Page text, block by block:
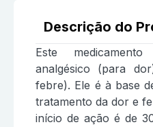
Descrição do
Este
analgésico (para
febre). Ele é à base
tratamento da dor e
início de ação é de